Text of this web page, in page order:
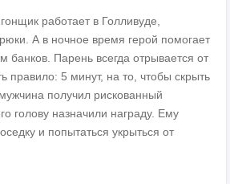
работает в Голливуде,
А в ночное время герой помогает
банков. Парень всегда отрывается от
правило: 5 минут, на то, чтобы скрыть
получил рискованный
голову назначили награду. Ему
и попытаться укрыться от